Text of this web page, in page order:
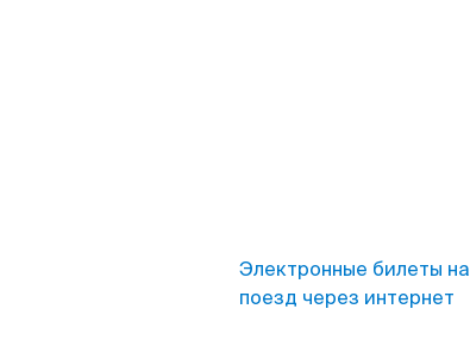
Электронные билеты на
поезд через интернет